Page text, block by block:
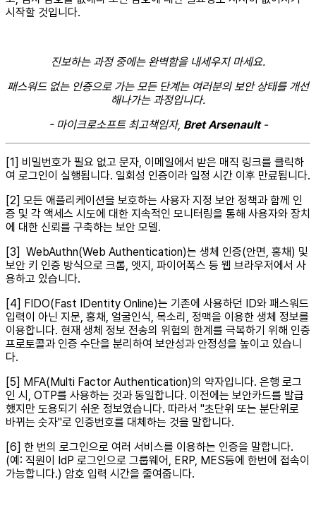
시작할 것입니다.
진보하는 과정 중에는 완벽함을 내세우지 마세요.
패스워드 없는 인증으로 가는 모든 단계는 여러분의 보안 상태를 개선
해나가는 과정입니다.
- 마이크로소프트 최고책임자, Bret Arsenault-
[1] 비밀번호가 필요 없고 문자, 이메일에서 받은 매직 링크를 클릭하
여 로그인이 실행됩니다. 일회성 인증이라 일정 시간 이후 만료됩니다.
[2] 모든 애플리케이션을 보호하는 사용자 지정 보안 정책과 함께 인
증 및 각 액세스 시도에 대한 지속적인 모니터링을 통해 사용자와 장치
에 대한 신뢰를 구축하는 보안 모델.
[3] WebAuthn(Web Authentication)는 생체 인증(안면, 홍채) 및
보안 키 인증 방식으로 크롬, 엣지, 파이어폭스 등 웹 브라우저에서 사
용하고 있습니다.
[4] FIDO(Fast IDentity Online)는 기존에 사용하던 ID와 패스워드
입력이 아닌 지문, 홍채, 얼굴인식, 목소리, 정맥을 이용한 생체 정보를
이용합니다. 현재 생체 정보 전송의 위험의 한계를 극복하기 위해 인증
프로토콜과 인증 수단을 분리하여 보안성과 안정성을 높이고 있습니
다.
[5] MFA(Multi Factor Authentication)의 약자입니다. 은행 로그
인 시, OTP를 사용하는 것과 동일합니다. 이전에는 보안카드를 발급
했지만 도용되기 쉬운 정보였습니다. 따라서 "초단위 또는 분단위로
바뀌는 숫자"로 인증번호를 대체하는 것을 말합니다.
[6] 한 번의 로그인으로 여러 서비스를 이용하는 인증을 말합니다.
(예: 직원이 IdP 로그인으로 그룹웨어, ERP, MES등에 한번에 접속이
가능합니다.) 암호 입력 시간을 줄여줍니다.